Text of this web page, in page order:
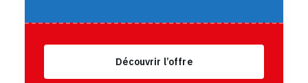
Découvrir l’offre